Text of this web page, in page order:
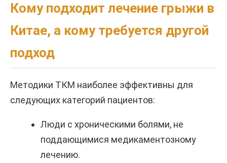
Кому подходит лечение грыжи в
Китае, а кому требуется другой
подход
Методики ТКМ наиболее эффективны для
следующих категорий пациентов:
Люди с хроническими болями, не
поддающимися медикаментозному
лечению.